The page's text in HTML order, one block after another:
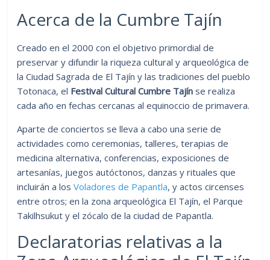
Acerca de la Cumbre Tajín
Creado en el 2000 con el objetivo primordial de
preservar y difundir la riqueza cultural y arqueológica de
la Ciudad Sagrada de El Tajín y las tradiciones del pueblo
Totonaca, el Festival Cultural Cumbre Tajín se realiza
cada año en fechas cercanas al equinoccio de primavera.
Aparte de conciertos se lleva a cabo una serie de
actividades como ceremonias, talleres, terapias de
medicina alternativa, conferencias, exposiciones de
artesanías, juegos autóctonos, danzas y rituales que
incluirán a losVoladores de Papantla, y actos circenses
entre otros; en la zona arqueológica El Tajín, el Parque
Takilhsukut y el zócalo de la ciudad de Papantla.
Declaratorias relativas a la